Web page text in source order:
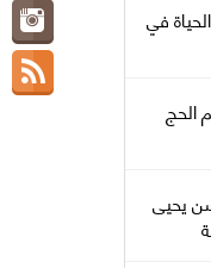
في
الحج
يحيى